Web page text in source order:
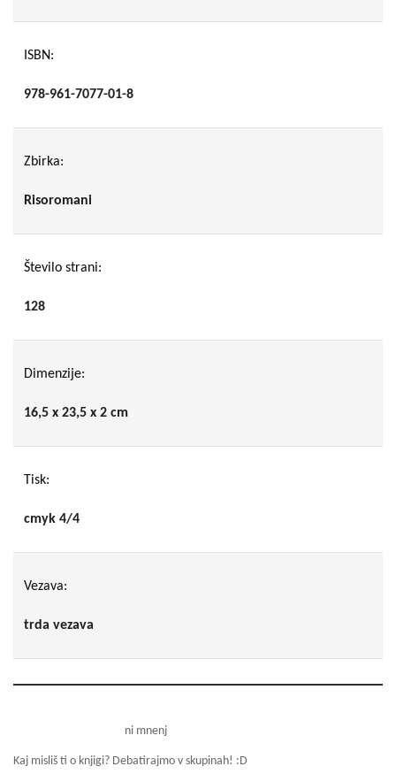
ISBN:
978-961-7077-01-8
Zbirka:
Risoromani
Število strani:
128
Dimenzije:
16,5 x 23,5 x 2 cm
Tisk:
cmyk 4/4
Vezava:
trda vezava
ni mnenj
Kaj misliš ti o knjigi? Debatirajmo v skupinah! :D